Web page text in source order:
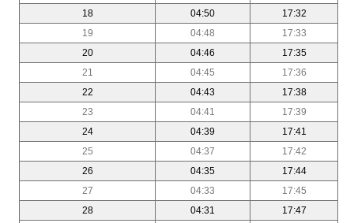
18
04:50
17:32
19
04:48
17:33
20
04:46
17:35
21
04:45
17:36
22
04:43
17:38
23
04:41
17:39
24
04:39
17:41
25
04:37
17:42
26
04:35
17:44
27
04:33
17:45
28
04:31
17:47